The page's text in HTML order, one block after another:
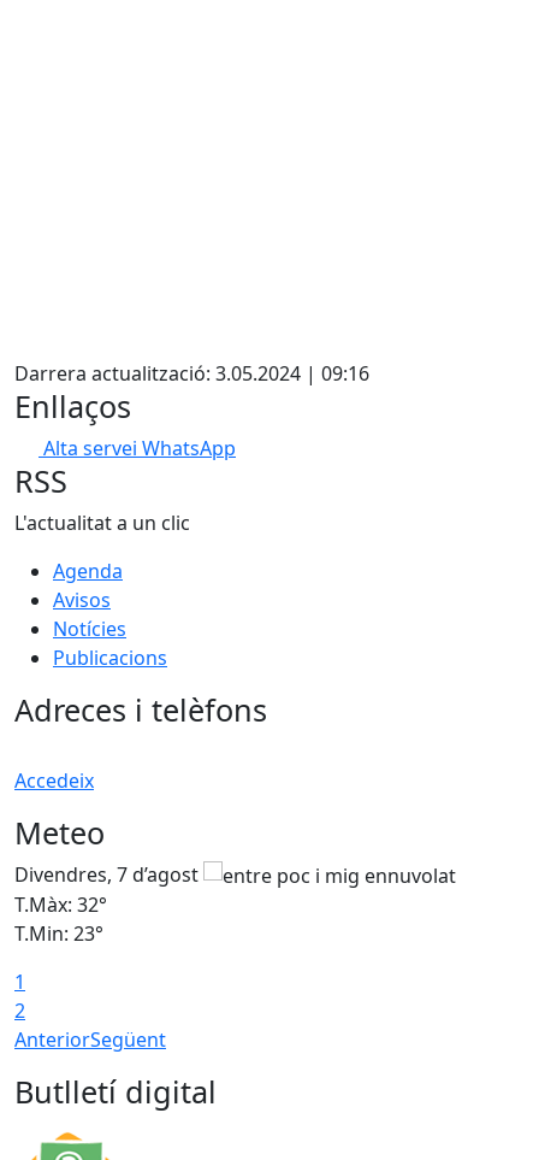
Darrera actualització: 3.05.2024 | 09:16
Enllaços
Alta servei WhatsApp
RSS
L'actualitat a un clic
Agenda
Avisos
Notícies
Publicacions
Adreces i telèfons
Accedeix
Meteo
Divendres, 7 d’agost
T.Màx: 32°
T.Min: 23°
1
2
AnteriorSegüent
Butlletí digital